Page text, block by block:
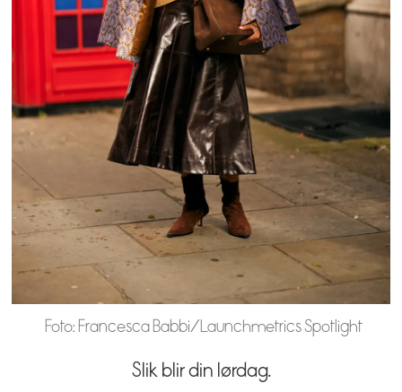
Foto: Francesca Babbi/Launchmetrics Spotlight
Slik blir din lørdag.